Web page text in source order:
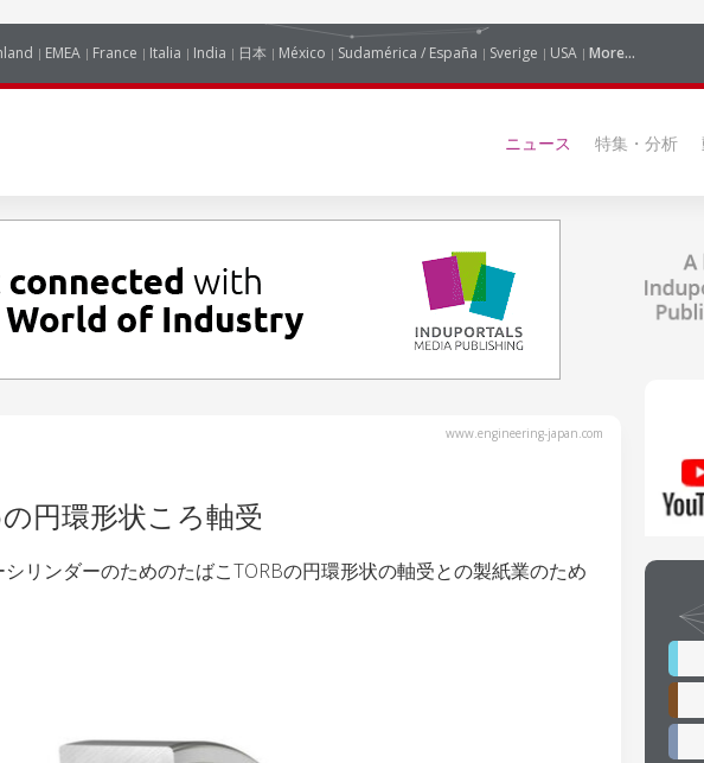
EMEA France Italia India 日本 México Sudamérica / España Sverige USA More...
ニュース 特集・分析
www.engineering-japan.com
円環形状ころ軸受
リンダーのためのたばこTORBの円環形状の軸受との製紙業のため